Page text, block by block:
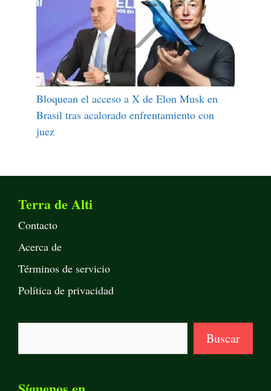
Bloquean el acceso a X de Elon Musk en
Brasil tras acalorado enfrentamiento con
juez
Terra de Alti
Contacto
Acerca de
Términos de servicio
Política de privacidad
Buscar